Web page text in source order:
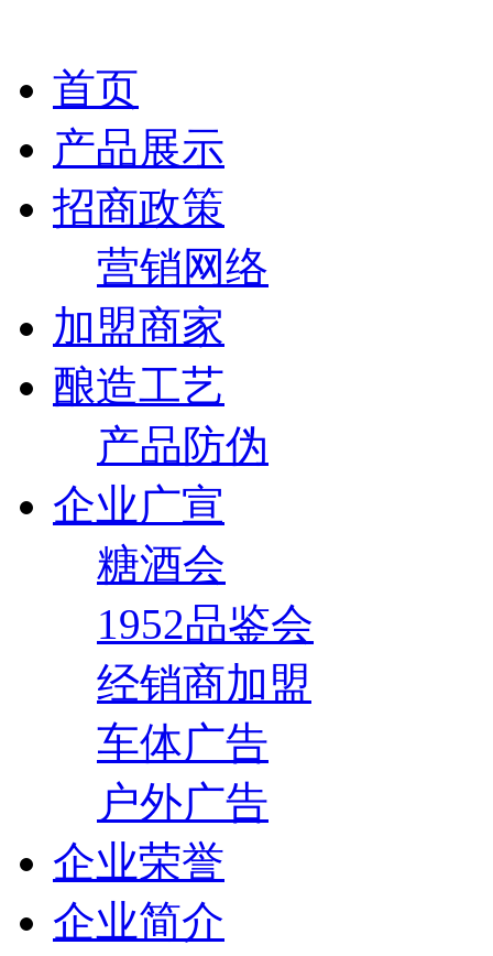
首页
产品展示
招商政策
营销网络
加盟商家
酿造工艺
产品防伪
企业广宣
糖酒会
1952品鉴会
经销商加盟
车体广告
户外广告
企业荣誉
企业简介